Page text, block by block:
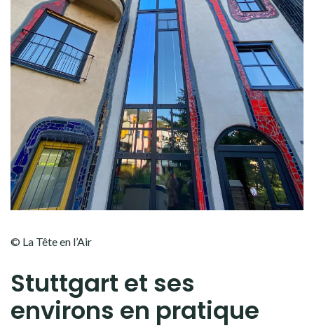
© La Tête en l’Air
Stuttgart et ses
environs en pratique